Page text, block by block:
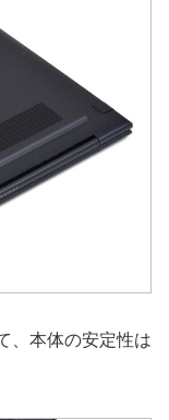
、本体の安定性は